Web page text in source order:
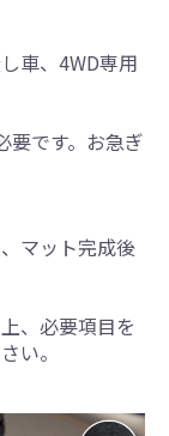
車、4WD専用
です。お急ぎ
マット完成後
、必要項目を
い。